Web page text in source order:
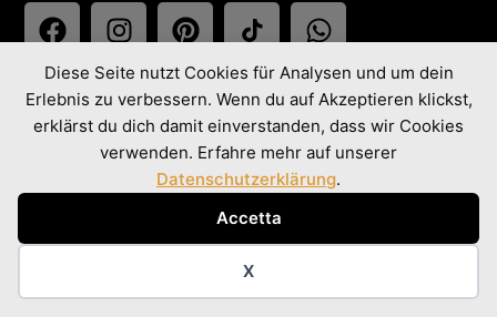
Diese Seite nutzt Cookies für Analysen und um dein
Erlebnis zu verbessern. Wenn du auf Akzeptieren klickst,
erklärst du dich damit einverstanden, dass wir Cookies
verwenden. Erfahre mehr auf unserer
Datenschutzerklärung.
Accetta
X
ÜBER UNS
Über uns
Unsere Vision
SPRACHEN
EN DE IT